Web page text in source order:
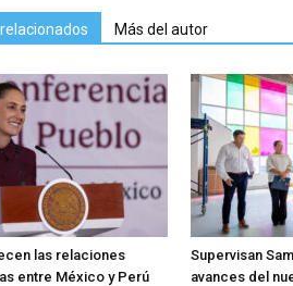
Más del autor
las relaciones
entre México y Perú
Supervisan
avances del